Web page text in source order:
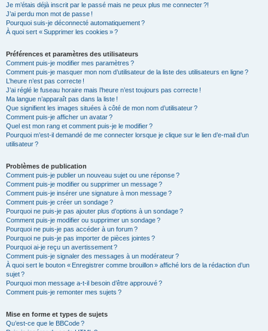
Je m’étais déjà inscrit par le passé mais ne peux plus me connecter ?!
J’ai perdu mon mot de passe !
Pourquoi suis-je déconnecté automatiquement ?
À quoi sert « Supprimer les cookies » ?
Préférences et paramètres des utilisateurs
Comment puis-je modifier mes paramètres ?
Comment puis-je masquer mon nom d’utilisateur de la liste des utilisateurs en ligne ?
L’heure n’est pas correcte !
J’ai réglé le fuseau horaire mais l’heure n’est toujours pas correcte !
Ma langue n’apparaît pas dans la liste !
Que signifient les images situées à côté de mon nom d’utilisateur ?
Comment puis-je afficher un avatar ?
Quel est mon rang et comment puis-je le modifier ?
Pourquoi m’est-il demandé de me connecter lorsque je clique sur le lien d’e-mail d’un
utilisateur ?
Problèmes de publication
Comment puis-je publier un nouveau sujet ou une réponse ?
Comment puis-je modifier ou supprimer un message ?
Comment puis-je insérer une signature à mon message ?
Comment puis-je créer un sondage ?
Pourquoi ne puis-je pas ajouter plus d’options à un sondage ?
Comment puis-je modifier ou supprimer un sondage ?
Pourquoi ne puis-je pas accéder à un forum ?
Pourquoi ne puis-je pas importer de pièces jointes ?
Pourquoi ai-je reçu un avertissement ?
Comment puis-je signaler des messages à un modérateur ?
À quoi sert le bouton « Enregistrer comme brouillon » affiché lors de la rédaction d’un
sujet ?
Pourquoi mon message a-t-il besoin d’être approuvé ?
Comment puis-je remonter mes sujets ?
Mise en forme et types de sujets
Qu’est-ce que le BBCode ?